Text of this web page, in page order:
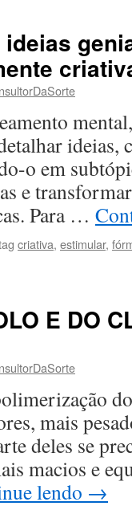
ideias,
o em
e
Para …
criativa, estimular,
E DO
mais
deles se
macios e
lendo →